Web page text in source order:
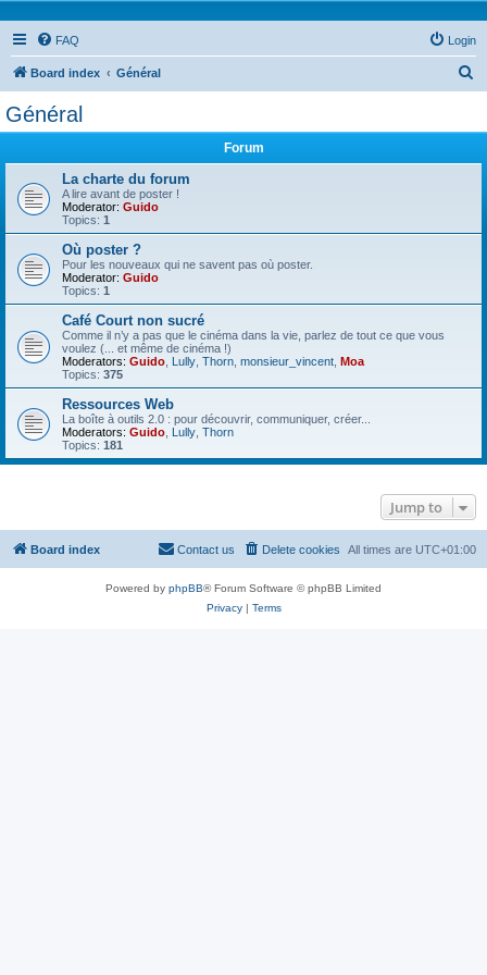
FAQ Login
Board index Général
Général
Forum
La charte du forum
A lire avant de poster !
Moderator: Guido
Topics: 1
Où poster ?
Pour les nouveaux qui ne savent pas où poster.
Moderator: Guido
Topics: 1
Café Court non sucré
Comme il n’y a pas que le cinéma dans la vie, parlez de tout ce que vous
voulez (... et même de cinéma !)
Moderators: Guido Lully Thorn monsieur_vincent Moa
Topics: 375
Ressources Web
La boîte à outils 2.0 : pour découvrir, communiquer, créer...
Moderators: Guido Lully Thorn
Topics: 181
Jump to
Board index All times are UTC+01:00
Delete cookies
Contact us
Powered by phpBB® Forum Software © phpBB Limited
Privacy| Terms